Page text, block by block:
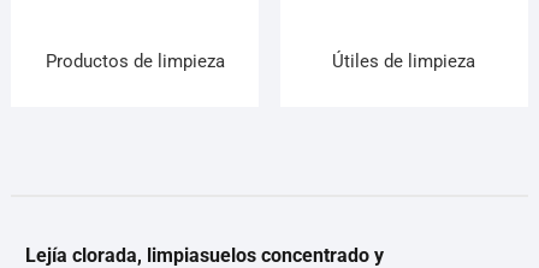
Productos de limpieza Útiles de limpieza
Lejía clorada, limpiasuelos concentrado y